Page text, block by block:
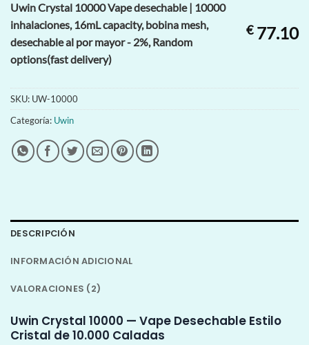
Uwin Crystal 10000 Vape desechable | 10000
inhalaciones, 16mL capacity, bobina mesh,
desechable al por mayor - 2%, Random
options(fast delivery)
€77.10
SKU: UW-10000
Categoría: Uwin
DESCRIPCIÓN
INFORMACIÓN ADICIONAL
VALORACIONES (2)
Uwin Crystal 10000 — Vape Desechable Estilo
Cristal de 10.000 Caladas